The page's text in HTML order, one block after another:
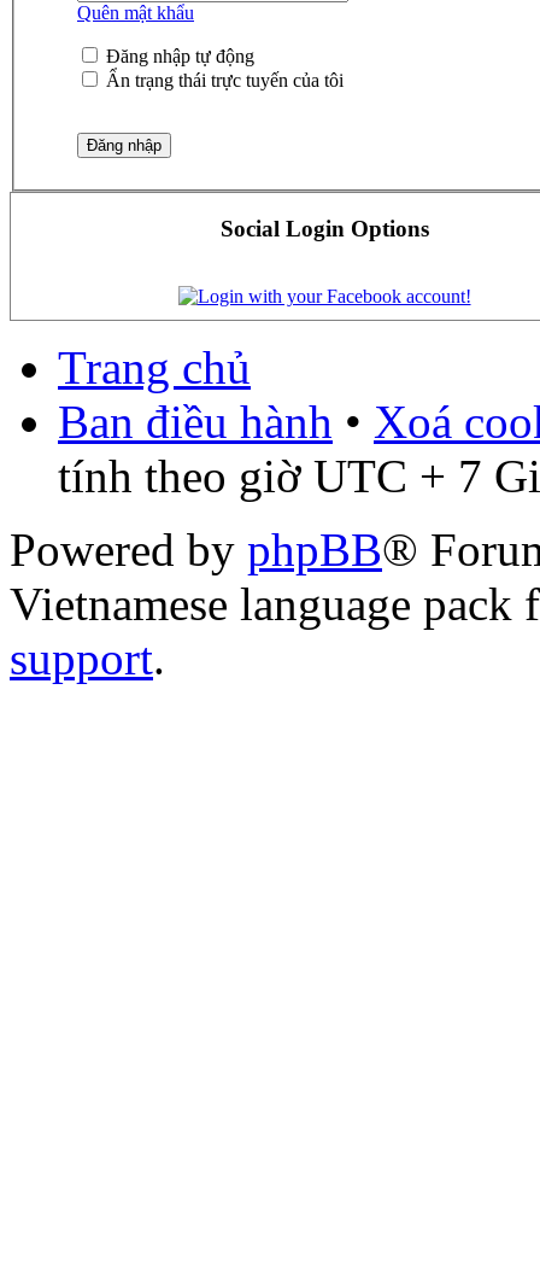
Quên mật khẩu
Đăng nhập tự động
Ẩn trạng thái trực tuyến của tôi
Social Login Options
Trang chủ
Ban điều hành • Xoá
tính theo giờ UTC + 7
Powered by phpBB®
Vietnamese language
support.